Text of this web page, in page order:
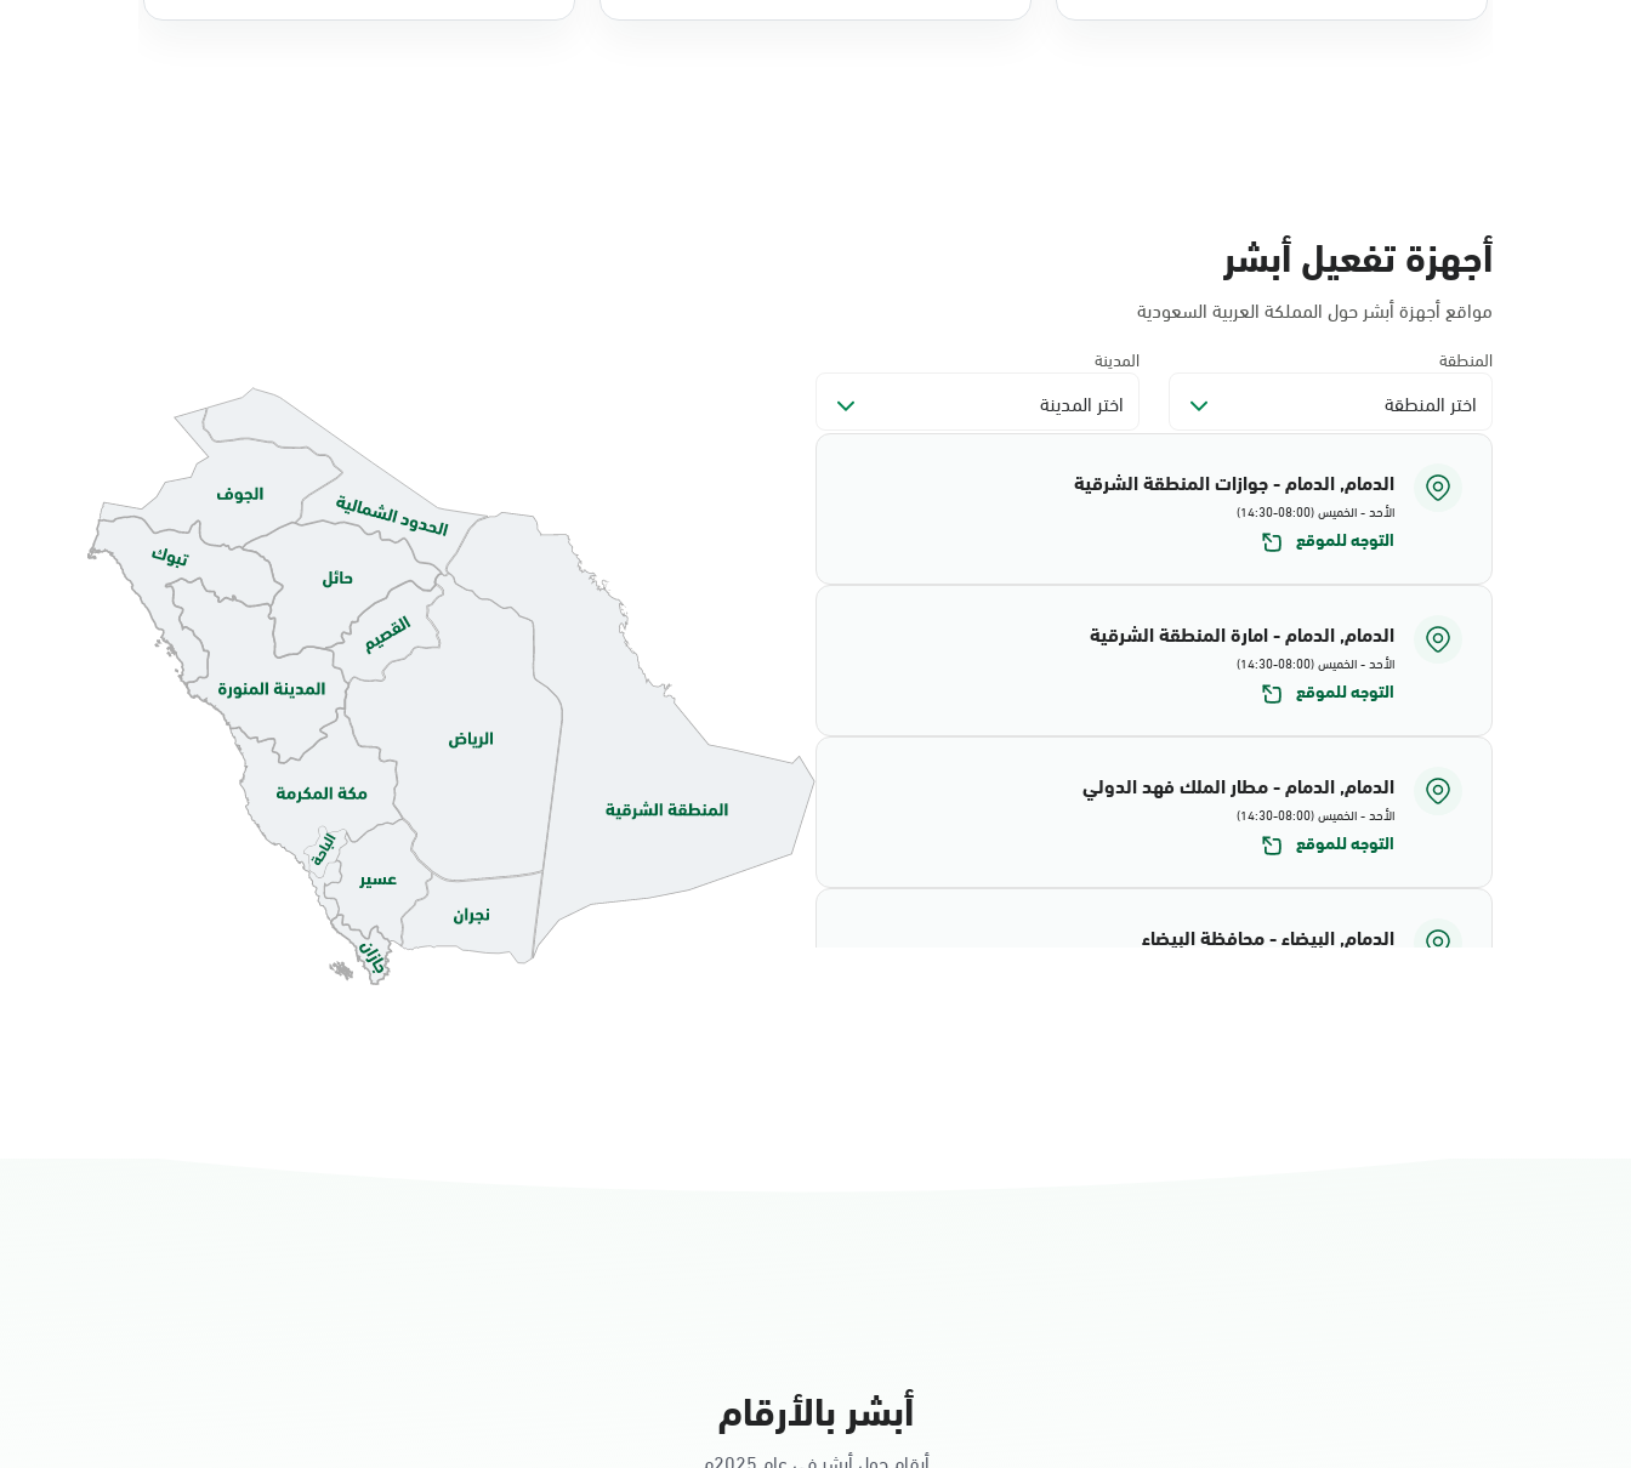
أجهزة تفعيل أبشر
مواقع أجهزة أبشر حول المملكة العربية السعودية
المنطقة
اختر المنطقة
المدينة
اختر المدينة
الدمام, الدمام - جوازات المنطقة الشرقية
الأحد - الخميس (08:00-14:30)
التوجه للموقع
الدمام, الدمام - امارة المنطقة الشرقية
الأحد - الخميس (08:00-14:30)
التوجه للموقع
الدمام, الدمام - مطار الملك فهد الدولي
الأحد - الخميس (08:00-14:30)
التوجه للموقع
الدمام, البيضاء - محافظة البيضاء
أبشر بالأرقام